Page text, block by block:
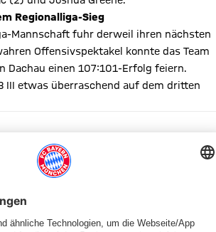
Regionalliga-Sieg
Mannschaft fuhr derweil ihren nächsten
Offensivspektakel konnte das Team
Dachau einen 107:101-Erfolg feiern.
III etwas überraschend auf dem dritten